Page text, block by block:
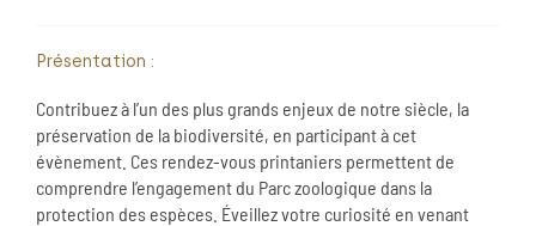
Présentation :
Contribuez à l’un des plus grands enjeux de notre siècle, la
préservation de la biodiversité, en participant à cet
évènement. Ces rendez-vous printaniers permettent de
comprendre l’engagement du Parc zoologique dans la
protection des espèces. Éveillez votre curiosité en venant